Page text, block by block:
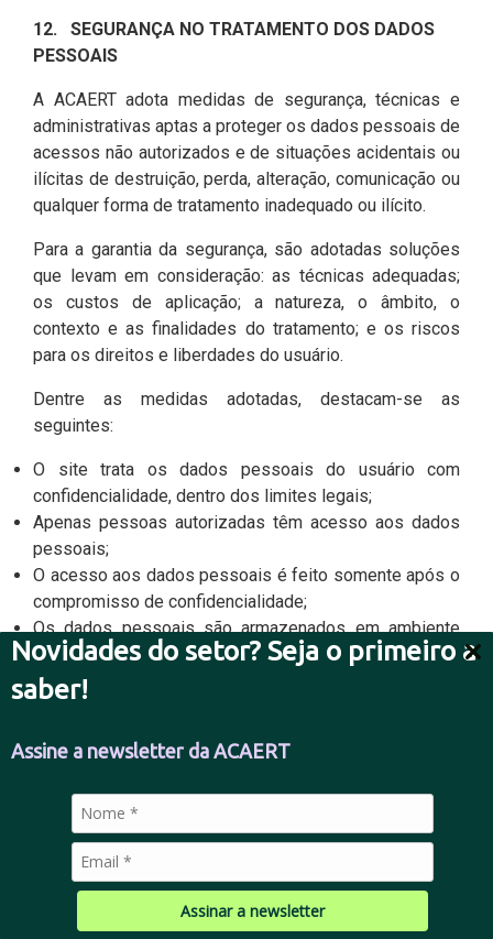
Novidades do setor? Seja o primeiro a
saber!
Assine a newsletter da ACAERT
Assinar a newsletter
12. SEGURANÇA NO TRATAMENTO DOS DADOS
PESSOAIS
A ACAERT adota medidas de segurança, técnicas e
administrativas aptas a proteger os dados pessoais de
acessos não autorizados e de situações acidentais ou
ilícitas de destruição, perda, alteração, comunicação ou
qualquer forma de tratamento inadequado ou ilícito.
Para a garantia da segurança, são adotadas soluções
que levam em consideração: as técnicas adequadas;
os custos de aplicação; a natureza, o âmbito, o
contexto e as finalidades do tratamento; e os riscos
para os direitos e liberdades do usuário.
Dentre as medidas adotadas, destacam-se as
seguintes:
O site trata os dados pessoais do usuário com
confidencialidade, dentro dos limites legais;
Apenas pessoas autorizadas têm acesso aos dados
pessoais;
O acesso aos dados pessoais é feito somente após o
compromisso de confidencialidade;
Os dados pessoais são armazenados em ambiente
seguro e idôneo.
A ACAERT se compromete a adotar as melhores
é necessário destacar que nenhuma página virtual é
apesar de todos os protocolos de segurança,
problemas de culpa exclusivamente de terceiros
ocorram, como ataques cibernéticos de hackers ou,
também, em decorrência da negligência ou imprudência
do próprio usuário. Nestes casos, o site se exime de